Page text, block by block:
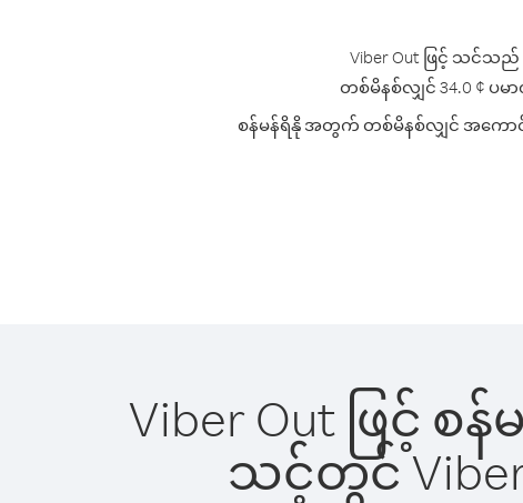
Viber Out ဖြင့် သင်သ
တစ်မိနစ်လျှင် 34.0 ¢ ပ
စန်မန်ရိနို အတွက် တစ်မိနစ်လျှင် အကောင်
Viber Out ဖြင့်
သင့်တွင်